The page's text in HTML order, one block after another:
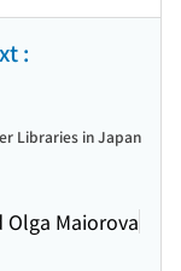
:
Maiorova
Libraries in Japan